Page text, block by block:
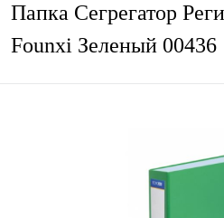
Папка Сегрегатор
Founxi Зеленый 00436